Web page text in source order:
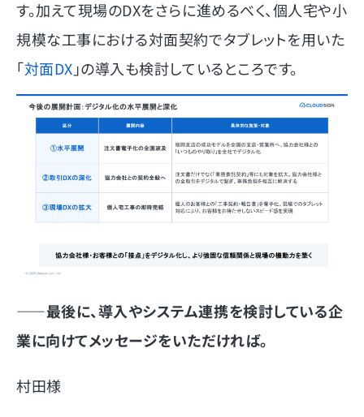
す。加えて現場のDXをさらに進めるべく、個人宅や小
規模な工事における対面契約でタブレットを用いた
「対面DX 」の導入も検討しているところです。
――最後に、導入やシステム連携を検討している企
業に向けてメッセージをいただければ。
村田様